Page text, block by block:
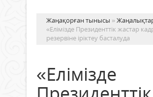
Жаңақорған тынысы »
«Елімізде Президенттік жастар
резервіне іріктеу басталуда
«Елімізде